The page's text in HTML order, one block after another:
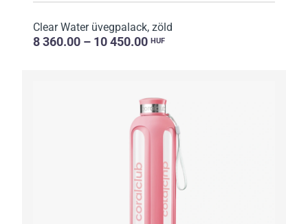
Clear Water üvegpalack, zöld
8 360.00 – 10 450.00 HUF